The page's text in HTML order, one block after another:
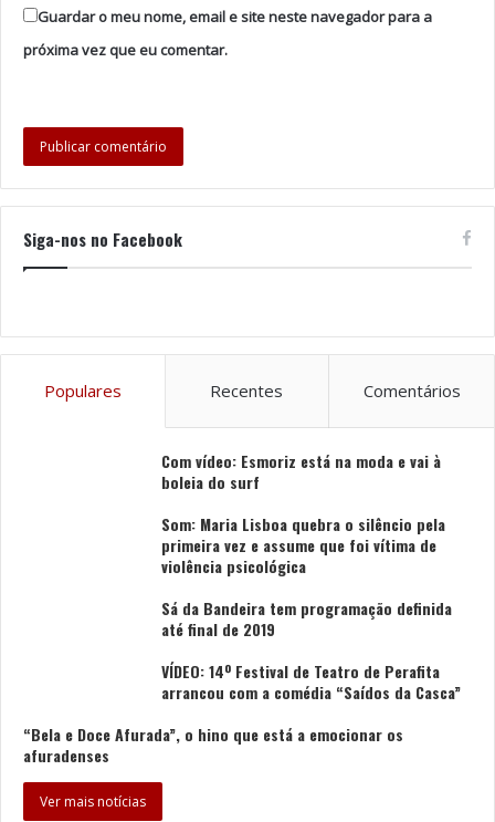
Guardar o meu nome, email e site neste navegador para a
próxima vez que eu comentar.
Siga-nos no Facebook
Populares Recentes Comentários
Com vídeo: Esmoriz está na moda e vai à
boleia do surf
Som: Maria Lisboa quebra o silêncio pela
primeira vez e assume que foi vítima de
violência psicológica
Sá da Bandeira tem programação definida
até final de 2019
VÍDEO: 14º Festival de Teatro de Perafita
arrancou com a comédia “Saídos da Casca”
“Bela e Doce Afurada”, o hino que está a emocionar os
afuradenses
Ver mais notícias